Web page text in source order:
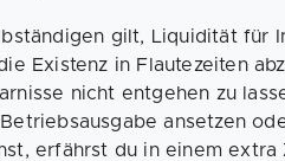
gilt, Liquidität für
Existenz in Flautezeiten
nicht entgehen zu
ansetzen
erfährst du in einem